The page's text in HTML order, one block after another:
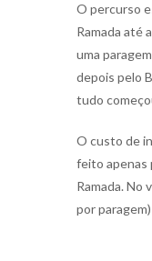
O percurso
Ramada até
uma
depois pelo
tudo
O custo de
feito apenas
Ramada. No
por